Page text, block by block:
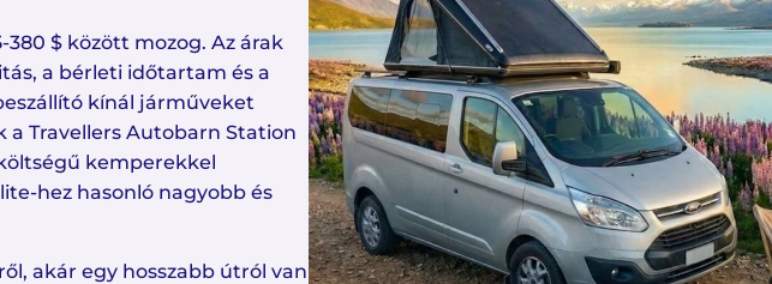
$ között mozog. Az árak
a bérleti időtartam és a
kínál járműveket
a Travellers Autobarn Station
kemperekkel
hez hasonló nagyobb és
akár egy hosszabb útról van